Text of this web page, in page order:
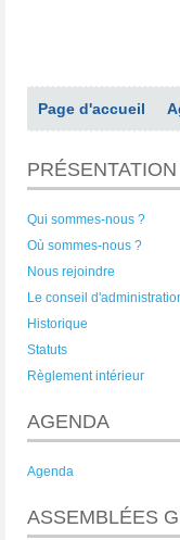
Page d'accueil
PRÉSENTATION
Qui sommes-nous ?
Où sommes-nous ?
Nous rejoindre
Le conseil
Historique
Statuts
Règlement intérieur
AGENDA
Agenda
ASSEMBLÉES